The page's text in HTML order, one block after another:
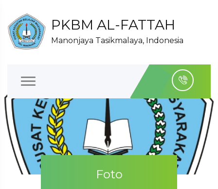
PKBM AL-FATTAH
Manonjaya Tasikmalaya, Indonesia
Foto